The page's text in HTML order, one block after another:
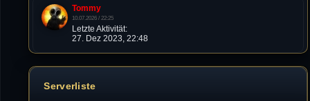
Tommy
10.07.2026 / 22:25
Letzte Aktivität:
27. Dez 2023, 22:48
DieWildeHilde
Serverliste